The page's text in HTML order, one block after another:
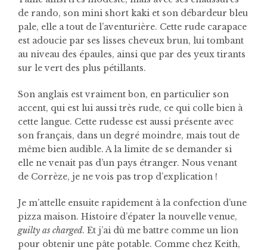
de rando, son mini short kaki et son débardeur bleu
pale, elle a tout de l’aventurière. Cette rude carapace
est adoucie par ses lisses cheveux brun, lui tombant
au niveau des épaules, ainsi que par des yeux tirants
sur le vert des plus pétillants.
Son anglais est vraiment bon, en particulier son
accent, qui est lui aussi très rude, ce qui colle bien à
cette langue. Cette rudesse est aussi présente avec
son français, dans un degré moindre, mais tout de
même bien audible. A la limite de se demander si
elle ne venait pas d’un pays étranger. Nous venant
de Corrèze, je ne vois pas trop d’explication !
Je m’attelle ensuite rapidement à la confection d’une
pizza maison. Histoire d’épater la nouvelle venue,
guilty as charged. Et j’ai dû me battre comme un lion
pour obtenir une pâte potable. Comme chez Keith,